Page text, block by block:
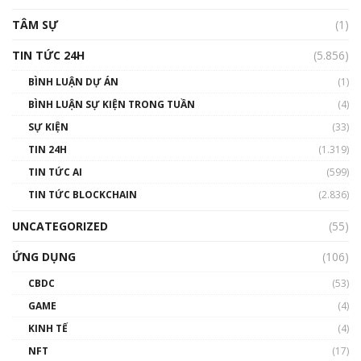
TÂM SỰ
(1)
TIN TỨC 24H
(5.856)
BÌNH LUẬN DỰ ÁN
(1)
BÌNH LUẬN SỰ KIỆN TRONG TUẦN
(4)
SỰ KIỆN
(33)
TIN 24H
(1.319)
TIN TỨC AI
(599)
TIN TỨC BLOCKCHAIN
(2.836)
UNCATEGORIZED
(55)
ỨNG DỤNG
(106)
CBDC
(53)
GAME
(4)
KINH TẾ
(4)
NFT
(17)